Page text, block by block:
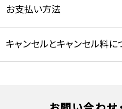
お支払い方法
キャンセルとキャンセル料に